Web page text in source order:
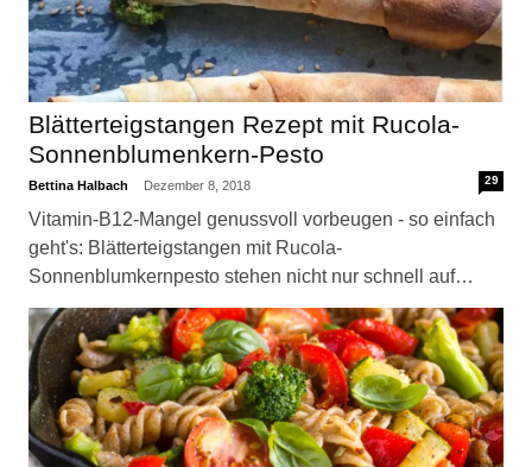
Blätterteigstangen Rezept mit Rucola-
Sonnenblumenkern-Pesto
Bettina Halbach Dezember 8, 2018 29
Vitamin-B12-Mangel genussvoll vorbeugen - so einfach
geht's: Blätterteigstangen mit Rucola-
Sonnenblumkernpesto stehen nicht nur schnell auf…